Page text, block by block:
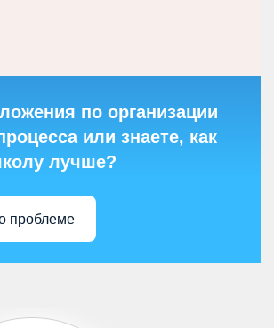
по организации
или знаете, как
лучше?
проблеме